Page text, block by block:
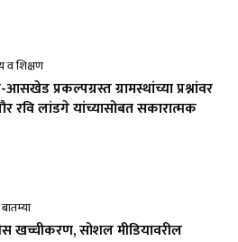
व शिक्षण
आसखेड प्रकल्पग्रस्त ग्रामस्थांच्या प्रश्नांवर
रवि लांडगे यांच्यासोबत सकारात्मक
खच्चीकरण, सोशल मीडियावरील